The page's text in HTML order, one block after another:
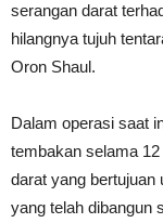
serangan darat
hilangnya tujuh
Oron Shaul.
Dalam operasi saat
tembakan selama
darat yang
yang telah dibangun